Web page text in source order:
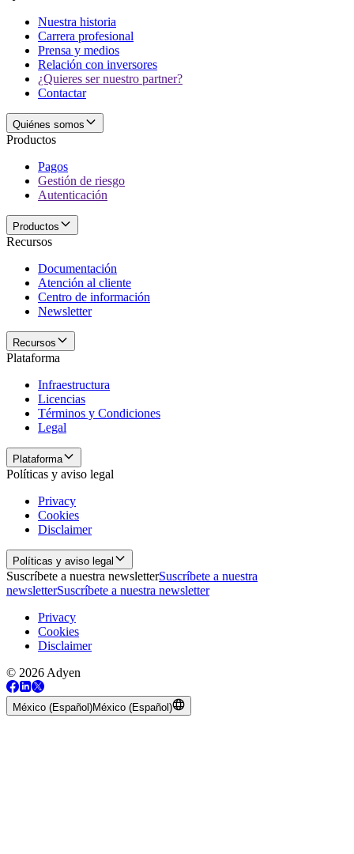
Nuestra historia
Carrera profesional
Prensa y medios
Relación con inversores
¿Quieres ser nuestro partner?
Contactar
Quiénes somos
Productos
Pagos
Gestión de riesgo
Autenticación
Productos
Recursos
Documentación
Atención al cliente
Centro de información
Newsletter
Recursos
Plataforma
Infraestructura
Licencias
Términos y Condiciones
Legal
Plataforma
Políticas y aviso legal
Privacy
Cookies
Disclaimer
Políticas y aviso legal
Suscríbete a nuestra newsletterSuscríbete a nuestra
newsletterSuscríbete a nuestra newsletter
Privacy
Cookies
Disclaimer
© 2026 Adyen
México (Español)México (Español)